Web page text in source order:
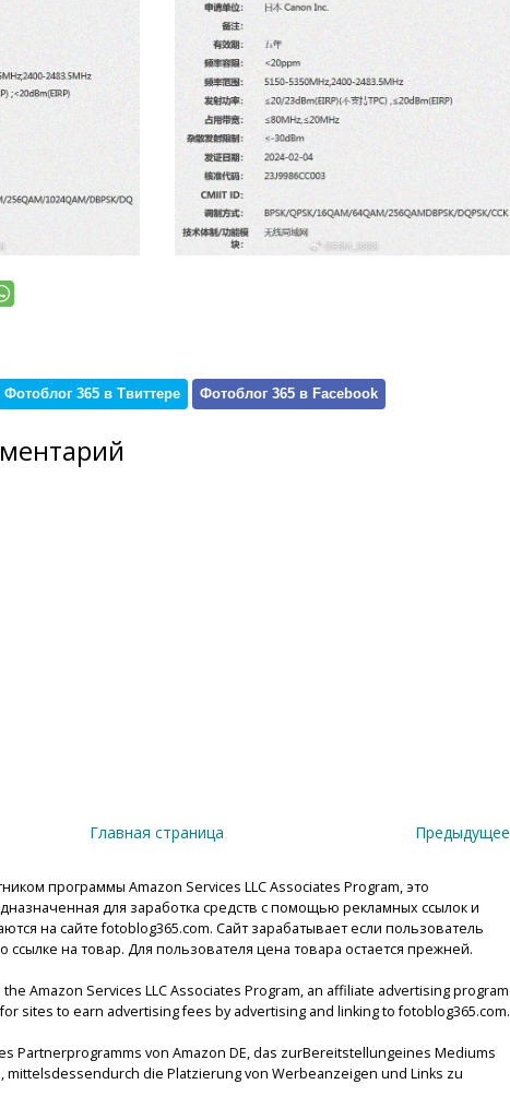
Фотоблог 365 в Твиттере Фотоблог 365 в Facebook
Предыдущее
Главная страница
программы Amazon Services LLC Associates Program, это
для заработка средств с помощью рекламных ссылок и
на сайте fotoblog365.com. Сайт зарабатывает если пользователь
ссылке на товар. Для пользователя цена товара остается прежней.
Amazon Services LLC Associates Program, an affiliate advertising program
sites to earn advertising fees by advertising and linking to fotoblog365.com.
Partnerprogramms von Amazon DE, das zurBereitstellungeines Mediums
die Platzierung von Werbeanzeigen und Links zu